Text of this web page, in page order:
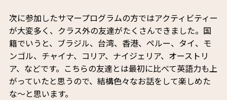
次に参加したサマープログラムの方ではアクティビティー
が大変多く、クラス外の友達がたくさんできました。国
籍でいうと、ブラジル、台湾、香港、ペルー、タイ、モ
ンゴル、チャイナ、コリア、ナイジェリア、オーストリ
ア、などです。こちらの友達とは最初に比べて英語力も上
がっていたと思うので、結構色々なお話をして楽しめた
な～と思います。